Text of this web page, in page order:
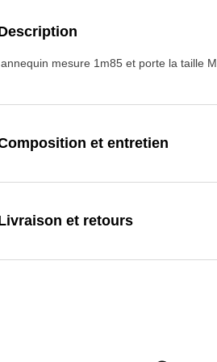
mesure 1m85 et porte la taille M
et entretien
et retours